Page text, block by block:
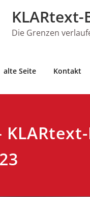
KLARtext-
Die Grenzen
alte Seite Kontakt